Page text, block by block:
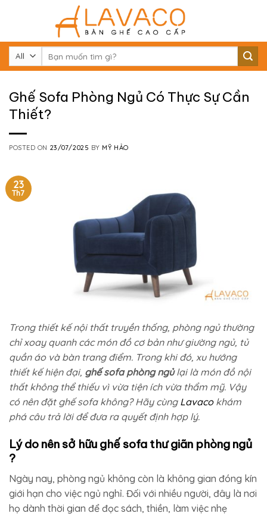
kiếm:
Ghế Sofa Phòng Ngủ​ Có Thực Sự Cần
Thiết?
POSTED ON 23/07/2025 BY MỸ HẢO
23
Th7
Trong thiết kế nội thất truyền thống, phòng ngủ thường
chỉ xoay quanh các món đồ cơ bản như giường ngủ, tủ
quần áo và bàn trang điểm. Trong khi đó, xu hướng
thiết kế hiện đại, ghế sofa phòng ngủ​ lại là món đồ nội
thất không thể thiếu vì vừa tiện ích vừa thẩm mỹ. Vậy
có nên đặt ghế sofa không? Hãy cùng Lavacokhám
phá câu trả lời để đưa ra quyết định hợp lý.
Lý do nên sở hữu ghế sofa thư giãn phòng ngủ​
?
Ngày nay, phòng ngủ không còn là không gian đóng kín
giới hạn cho việc ngủ nghỉ. Đối với nhiều người, đây là nơi
họ dành thời gian để đọc sách, thiền, làm việc nhẹ